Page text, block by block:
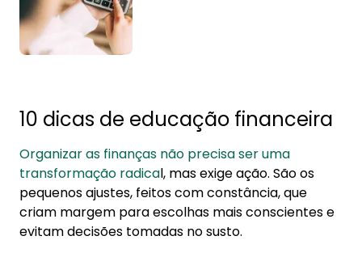
10 dicas de educação financeira
Organizar as finanças não precisa ser uma
transformação radical, mas exige ação. São os
pequenos ajustes, feitos com constância, que
criam margem para escolhas mais conscientes e
evitam decisões tomadas no susto.